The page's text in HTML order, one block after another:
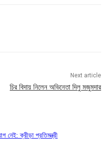
Next article
চির বিদায় নিলেন অভিনেতা দিলু মজুমদার
নেই: ক্রীড়া প্রতিমন্ত্রী